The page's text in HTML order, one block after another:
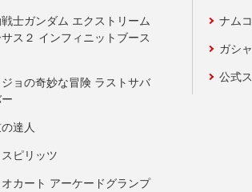
士ガンダム エクストリーム
ス２ インフィニットブース
ョの奇妙な冒険 ラストサバ
達人
ピリッツ
カート アーケードグランプ
ナム
ガシ
公式